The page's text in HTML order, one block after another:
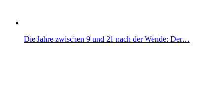
Die Jahre zwischen 9 und 21 nach der Wende: Der…